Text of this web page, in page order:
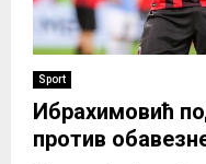
Sport
Ибрахимовић
против